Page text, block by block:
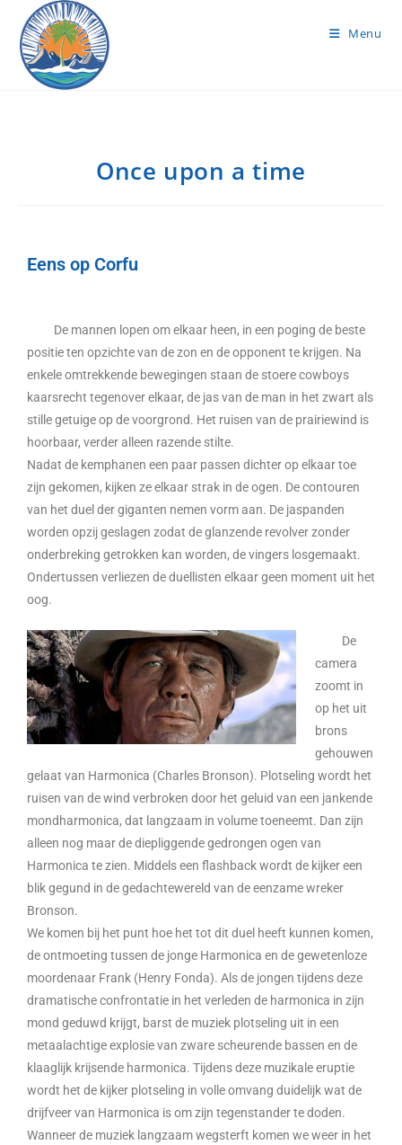
Menu
Once upon a time
Eens op Corfu
De mannen lopen om elkaar heen, in een poging de beste
positie ten opzichte van de zon en de opponent te krijgen. Na
enkele omtrekkende bewegingen staan de stoere cowboys
kaarsrecht tegenover elkaar, de jas van de man in het zwart als
stille getuige op de voorgrond. Het ruisen van de prairiewind is
hoorbaar, verder alleen razende stilte.
Nadat de kemphanen een paar passen dichter op elkaar toe
zijn gekomen, kijken ze elkaar strak in de ogen. De contouren
van het duel der giganten nemen vorm aan. De jaspanden
worden opzij geslagen zodat de glanzende revolver zonder
onderbreking getrokken kan worden, de vingers losgemaakt.
Ondertussen verliezen de duellisten elkaar geen moment uit het
oog.
De
camera
zoomt in
op het uit
brons
gehouwen
gelaat van Harmonica (Charles Bronson). Plotseling wordt het
ruisen van de wind verbroken door het geluid van een jankende
mondharmonica, dat langzaam in volume toeneemt. Dan zijn
alleen nog maar de diepliggende gedrongen ogen van
Harmonica te zien. Middels een flashback wordt de kijker een
blik gegund in de gedachtewereld van de eenzame wreker
Bronson.
We komen bij het punt hoe het tot dit duel heeft kunnen komen,
de ontmoeting tussen de jonge Harmonica en de gewetenloze
moordenaar Frank (Henry Fonda). Als de jongen tijdens deze
dramatische confrontatie in het verleden de harmonica in zijn
mond geduwd krijgt, barst de muziek plotseling uit in een
metaalachtige explosie van zware scheurende bassen en de
klaaglijk krijsende harmonica. Tijdens deze muzikale eruptie
wordt het de kijker plotseling in volle omvang duidelijk wat de
drijfveer van Harmonica is om zijn tegenstander te doden.
Wanneer de muziek langzaam wegsterft komen we weer in het